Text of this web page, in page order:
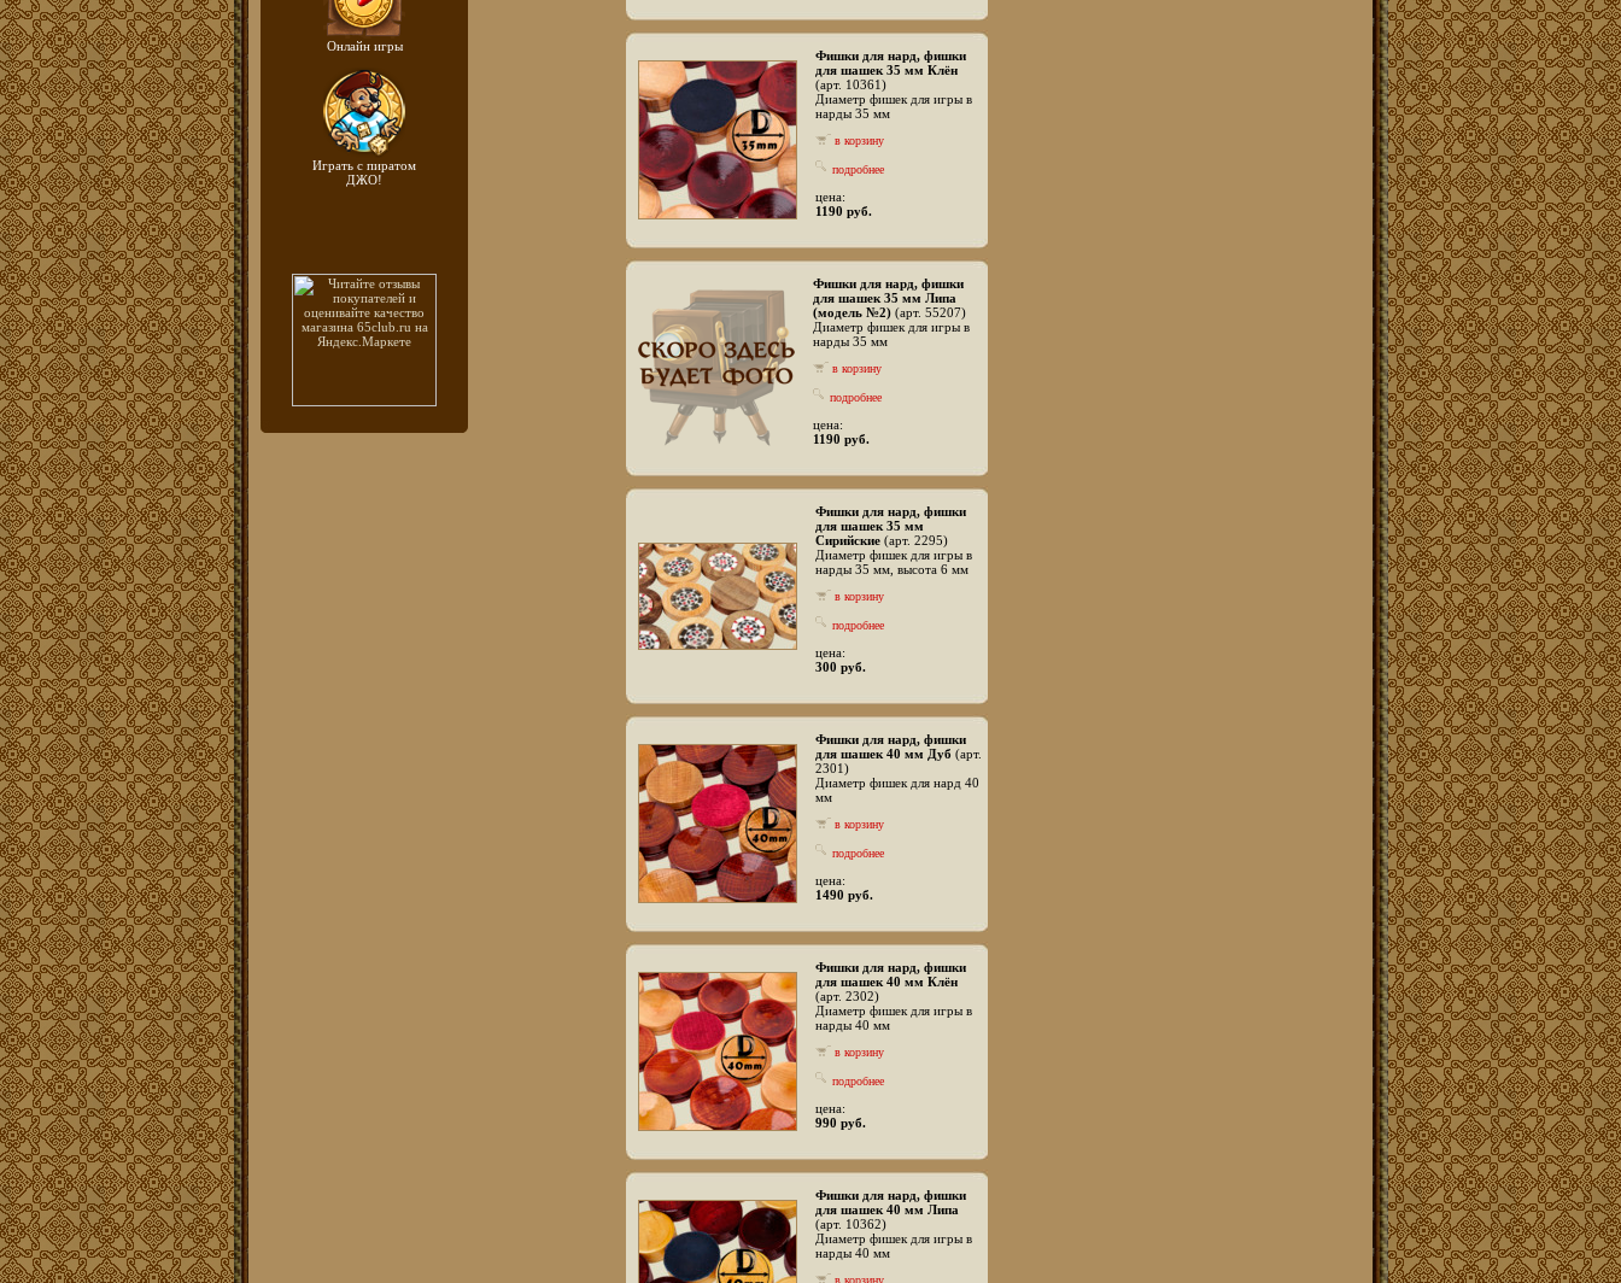
Онлайн игры
Играть с пиратом
ДЖО!
Фишки для нард, фишки
для шашек 35 мм Клён
(арт. 10361)
Диаметр фишек для игры в
нарды 35 мм
в корзину
подробнее
цена:
1190 руб.
Фишки для нард, фишки
для шашек 35 мм Липа
(модель №2) (арт. 55207)
Диаметр фишек для игры в
нарды 35 мм
в корзину
подробнее
цена:
1190 руб.
Фишки для нард, фишки
для шашек 35 мм
Сирийские (арт. 2295)
Диаметр фишек для игры в
нарды 35 мм, высота 6 мм
в корзину
подробнее
цена:
300 руб.
Фишки для нард, фишки
для шашек 40 мм Дуб (арт.
2301)
Диаметр фишек для нард 40
мм
в корзину
подробнее
цена:
1490 руб.
Фишки для нард, фишки
для шашек 40 мм Клён
(арт. 2302)
Диаметр фишек для игры в
нарды 40 мм
в корзину
подробнее
цена:
990 руб.
Фишки для нард, фишки
для шашек 40 мм Липа
(арт. 10362)
Диаметр фишек для игры в
нарды 40 мм
в корзину